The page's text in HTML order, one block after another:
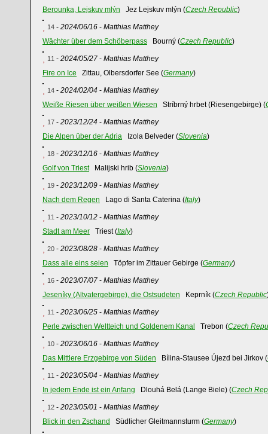
Berounka, Lejskuv mlýn Jez Lejskuv mlýn (Czech Republic)
14 - 2024/06/16 - Matthias Matthey
Wächter über dem Schöberpass Bourný (Czech Republic)
11 - 2024/05/27 - Matthias Matthey
Fire on Ice Zittau, Olbersdorfer See (Germany)
14 - 2024/02/04 - Matthias Matthey
Weiße Riesen über weißen Wiesen Stríbrný hrbet (Riesengebirge) (
17 - 2023/12/24 - Matthias Matthey
Die Alpen über der Adria Izola Belveder (Slovenia)
18 - 2023/12/16 - Matthias Matthey
Golf von TriestMalijski hrib (Slovenia)
19 - 2023/12/09 - Matthias Matthey
Nach dem Regen Lago di Santa Caterina (Italy)
11 - 2023/10/12 - Matthias Matthey
Stadt am Meer Triest (Italy)
20 - 2023/08/28 - Matthias Matthey
Dass alle eins seien Töpfer im Zittauer Gebirge (Germany)
16 - 2023/07/07 - Matthias Matthey
Jeseníky (Altvatergebirge), die Ostsudeten Keprník (Czech Republic
11 - 2023/06/25 - Matthias Matthey
Perle zwischen Weltteich und Goldenem Kanal
Trebon (Czech
10 - 2023/06/16 - Matthias Matthey
Das Mittlere Erzgebirge von Süden Bílina-Stausee Újezd bei Jirkov (
11 - 2023/05/04 - Matthias Matthey
In jedem Ende ist ein Anfang Dlouhá Belá (Lange Biele) (Czech
12 - 2023/05/01 - Matthias Matthey
Blick in den Zschand
Südlicher Gleitmannsturm (Germany)